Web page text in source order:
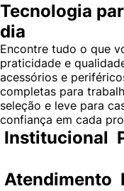
Tecnologia
dia
Encontre tudo o que
praticidade e
acessórios e
completas para
seleção e leve para
confiança em cada
Institucional
Atendimento